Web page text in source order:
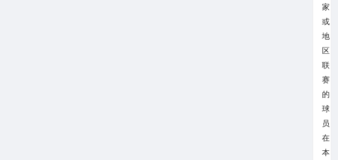
家
或
地
区
联
赛
的
球
员
在
本